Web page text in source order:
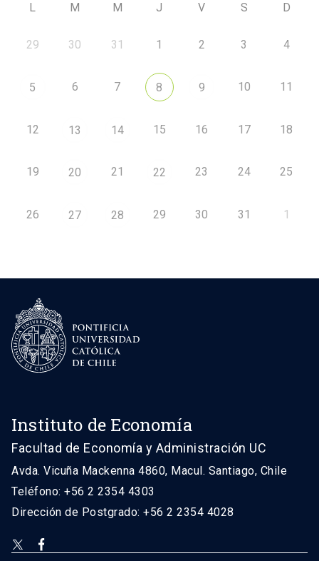
L M M J V S D
29 30 31 1 2 3 4
5 6 7 8 9 10 11
12 13 14 15 16 17 18
19 20 21 22 23 24 25
26 27 28 29 30 31 1
Instituto de Economía
Facultad de Economía y Administración UC
Avda. Vicuña Mackenna 4860, Macul. Santiago, Chile
Teléfono: +56 2 2354 4303
Dirección de Postgrado: +56 2 2354 4028